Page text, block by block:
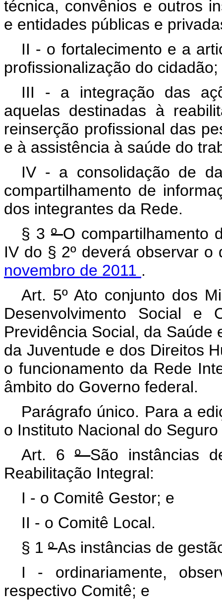
técnica, convênios e outros
e entidades públicas e
II - o fortalecimento e a
profissionalização do cidadão;
III - a integração das
aquelas destinadas à
reinserção profissional das
e à assistência à saúde do
IV - a consolidação de
compartilhamento de
dos integrantes da Rede.
§ 3 ºO compartilhamento
IV do § 2º deverá observar
novembro de 2011 .
Art. 5º Ato conjunto dos
Desenvolvimento Social
Previdência Social, da Saúde
da Juventude e dos Direitos
o funcionamento da Rede
âmbito do Governo federal.
Parágrafo único. Para a
o Instituto Nacional do
Art. 6ºSão instâncias
Reabilitação Integral:
I - o Comitê Gestor; e
II - o Comitê Local.
§ 1 ºAs instâncias de
I - ordinariamente,
respectivo Comitê; e